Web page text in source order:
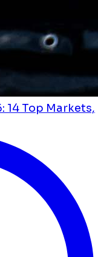
14 Top Markets,